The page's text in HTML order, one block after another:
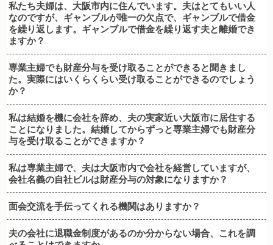
私たち夫婦は、大阪市内に住んでいます。夫はとてもいい人
なのですが、ギャンブルが唯一の欠点で、ギャンブルで借金
を繰り返します。ギャンブルで借金を繰り返す夫と離婚でき
ますか？
専業主婦でも財産分与を受け取ることができると聞きまし
た。実際にはいくらくらい受け取ることができるのでしょう
か？
私は結婚を機に会社を辞め、夫の実家近い大阪市に居住する
ことになりました。結婚してからずっと専業主婦でも財産分
与を受け取ることができますか？
私は専業主婦で、夫は大阪市内で会社を経営していますが、
会社名義の自社ビルは財産分与の対象になりますか？
面会交流を手伝ってくれる機関はありますか？
夫の会社に退職金制度があるのか分からない場合、これを調